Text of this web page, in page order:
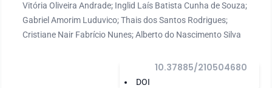
Vitória Oliveira Andrade; Inglid Laís Batista Cunha de Souza;
Gabriel Amorim Luduvico; Thais dos Santos Rodrigues;
Cristiane Nair Fabrício Nunes; Alberto do Nascimento Silva
DOI
10.37885/210504680